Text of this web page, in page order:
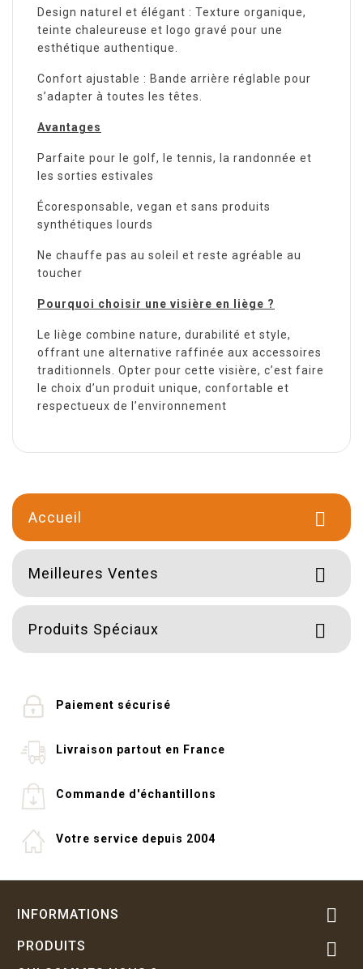
Design naturel et élégant : Texture organique,
teinte chaleureuse et logo gravé pour une
esthétique authentique.
Confort ajustable : Bande arrière réglable pour
s’adapter à toutes les têtes.
Avantages
Parfaite pour le golf, le tennis, la randonnée et
les sorties estivales
Écoresponsable, vegan et sans produits
synthétiques lourds
Ne chauffe pas au soleil et reste agréable au
toucher
Pourquoi choisir une visière en liège ?
Le liège combine nature, durabilité et style,
offrant une alternative raffinée aux accessoires
traditionnels. Opter pour cette visière, c’est faire
le choix d’un produit unique, confortable et
respectueux de l’environnement
Accueil 
Meilleures Ventes 
Produits Spéciaux 
Paiement sécurisé
Livraison partout en France
Commande d'échantillons
Votre service depuis 2004
INFORMATIONS 
PRODUITS 